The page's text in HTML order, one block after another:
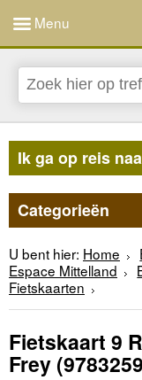
Menu
Ik ga op reis
Categorieën
U bent hier: Home
Espace Mittelland
Fietskaarten
Fietskaart 9
Frey